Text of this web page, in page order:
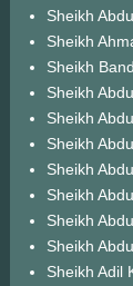
Sheikh
Sheikh
Sheikh
Sheikh
Sheikh
Sheikh
Sheikh
Sheikh
Sheikh
Sheikh
Sheikh Adil